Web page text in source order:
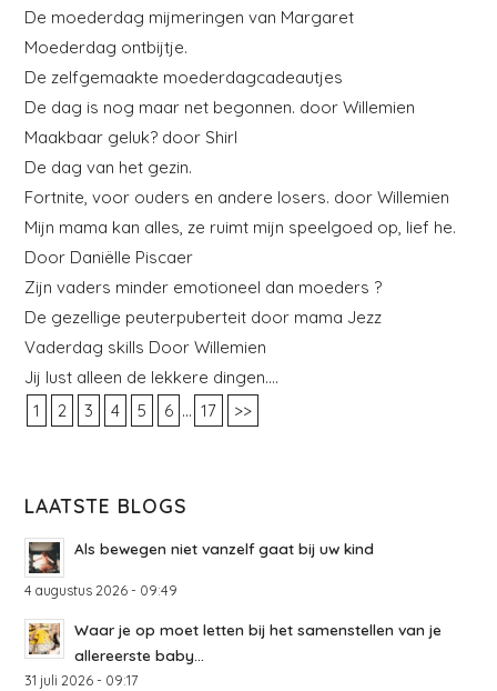
De moederdag mijmeringen van Margaret
Moederdag ontbijtje.
De zelfgemaakte moederdagcadeautjes
De dag is nog maar net begonnen. door Willemien
Maakbaar geluk? door Shirl
De dag van het gezin.
Fortnite, voor ouders en andere losers. door Willemien
Mijn mama kan alles, ze ruimt mijn speelgoed op, lief he.
Door Daniëlle Piscaer
Zijn vaders minder emotioneel dan moeders ?
De gezellige peuterpuberteit door mama Jezz
Vaderdag skills Door Willemien
Jij lust alleen de lekkere dingen….
1
2 3 4 5 6 ... 17 >>
LAATSTE BLOGS
Als bewegen niet vanzelf gaat bij uw kind
4 augustus 2026 - 09:49
Waar je op moet letten bij het samenstellen van je
allereerste baby...
31 juli 2026 - 09:17